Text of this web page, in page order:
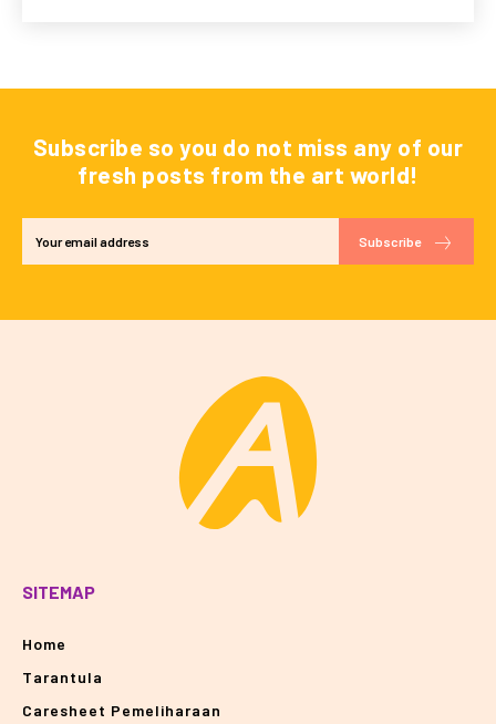
Subscribe so you do not miss any of our
fresh posts from the art world!
Subscribe
SITEMAP
Home
Tarantula
Caresheet Pemeliharaan